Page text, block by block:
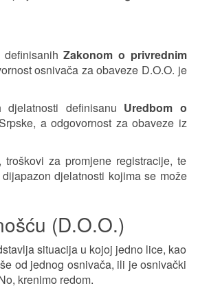
definisanihZakonom o privrednim
osnivača za obaveze D.O.O. je
definisanu Uredbom o
a odgovornost za obaveze iz
za promjene registracije, te
djelatnosti kojima se može
(D.O.O.)
situacija u kojoj jedno lice, kao
od jednog osnivača, ili je osnivački
krenimo redom.